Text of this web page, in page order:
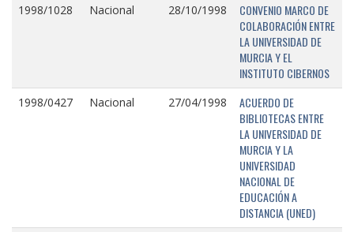
1998/1028 Nacional 28/10/1998
CONVENIO MARCO DE
COLABORACIÓN ENTRE
LA UNIVERSIDAD DE
MURCIA Y EL
INSTITUTO CIBERNOS
1998/0427 Nacional 27/04/1998
ACUERDO DE
BIBLIOTECAS ENTRE
LA UNIVERSIDAD DE
MURCIA Y LA
UNIVERSIDAD
NACIONAL DE
EDUCACIÓN A
DISTANCIA (UNED)